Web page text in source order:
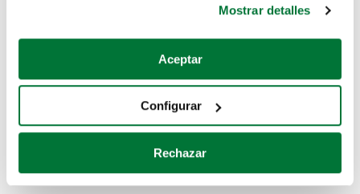
Si lo permite, también quisiéramos:
Recopilar información sobre su ubicación geográfica
Identificar su dispositivo analizándolo activamente
para buscar características específicas (huellas
Obtenga más información sobre cómo se procesan sus
Mostrar detalles
Aceptar
Configurar
Rechazar
Coches de segunda mano
Coches de km0